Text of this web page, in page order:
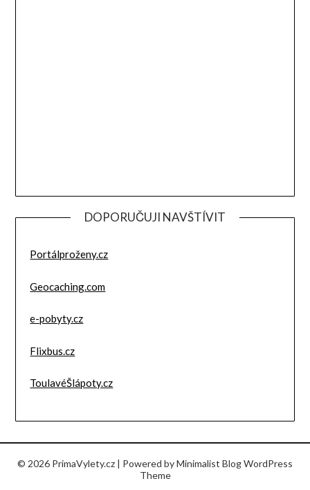
DOPORUČUJI NAVŠTÍVIT
Portálproženy.cz
Geocaching.com
e-pobyty.cz
Flixbus.cz
ToulavéŠlápoty.cz
© 2026 PrimaVylety.cz | Powered byMinimalist BlogWordPress
Theme